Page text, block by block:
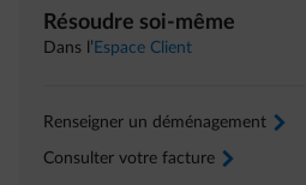
Résoudre soi-même
Dans l’ Espace Client
Renseigner un déménagement arrow-right
Consulter votre facture arrow-right